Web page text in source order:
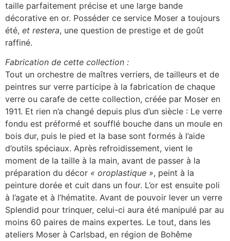
taille parfaitement précise et une large bande
décorative en or. Posséder ce service Moser a toujours
été, et restera, une question de prestige et de goût
raffiné.
Fabrication de cette collection :
Tout un orchestre de maîtres verriers, de tailleurs et de
peintres sur verre participe à la fabrication de chaque
verre ou carafe de cette collection, créée par Moser en
1911. Et rien n’a changé depuis plus d’un siècle : Le verre
fondu est préformé et soufflé bouche dans un moule en
bois dur, puis le pied et la base sont formés à l’aide
d’outils spéciaux. Après refroidissement, vient le
moment de la taille à la main, avant de passer à la
préparation du décor « oroplastique », peint à la
peinture dorée et cuit dans un four. L’or est ensuite poli
à l’agate et à l’hématite. Avant de pouvoir lever un verre
Splendid pour trinquer, celui-ci aura été manipulé par au
moins 60 paires de mains expertes. Le tout, dans les
ateliers Moser à Carlsbad, en région de Bohême